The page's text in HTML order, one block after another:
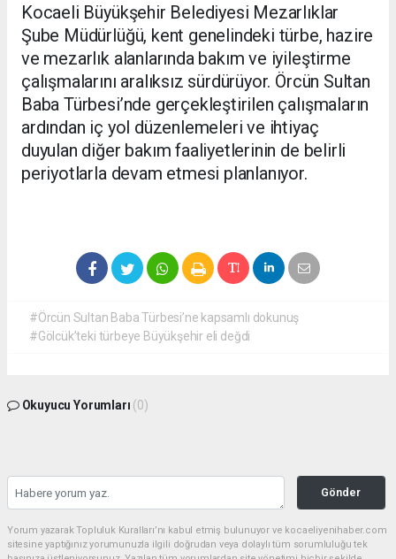
Kocaeli Büyükşehir Belediyesi Mezarlıklar
Şube Müdürlüğü, kent genelindeki türbe, hazire
ve mezarlık alanlarında bakım ve iyileştirme
çalışmalarını aralıksız sürdürüyor. Örcün Sultan
Baba Türbesi’nde gerçekleştirilen çalışmaların
ardından iç yol düzenlemeleri ve ihtiyaç
duyulan diğer bakım faaliyetlerinin de belirli
periyotlarla devam etmesi planlanıyor.
#Örcün Sultan Baba Türbesi’ne kapsamlı dokunuş
#Gölcük’teki türbeye Büyükşehir eli değdi
Okuyucu Yorumları (0)
Gönder
Yorum yazarak Topluluk Kuralları’nı kabul etmiş bulunuyor ve kocaeliyenihaber.com
sitesine yaptığınız yorumunuzla ilgili doğrudan veya dolaylı tüm sorumluluğu tek